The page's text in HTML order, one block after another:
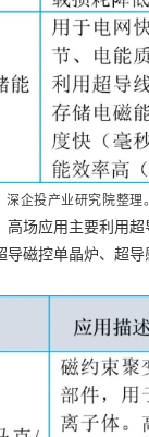
企投产业研究院整理。
高场应用主要利用
导磁控单晶炉、超